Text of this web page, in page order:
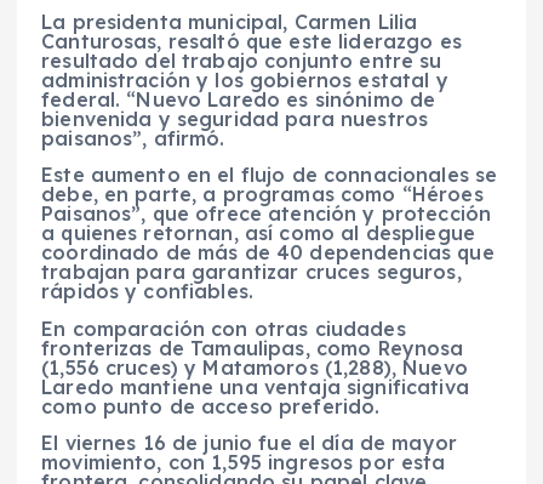
La presidenta municipal, Carmen Lilia
Canturosas, resaltó que este liderazgo es
resultado del trabajo conjunto entre su
administración y los gobiernos estatal y
federal. “Nuevo Laredo es sinónimo de
bienvenida y seguridad para nuestros
paisanos”, afirmó.
Este aumento en el flujo de connacionales se
debe, en parte, a programas como “Héroes
Paisanos”, que ofrece atención y protección
a quienes retornan, así como al despliegue
coordinado de más de 40 dependencias que
trabajan para garantizar cruces seguros,
rápidos y confiables.
En comparación con otras ciudades
fronterizas de Tamaulipas, como Reynosa
(1,556 cruces) y Matamoros (1,288), Nuevo
Laredo mantiene una ventaja significativa
como punto de acceso preferido.
El viernes 16 de junio fue el día de mayor
movimiento, con 1,595 ingresos por esta